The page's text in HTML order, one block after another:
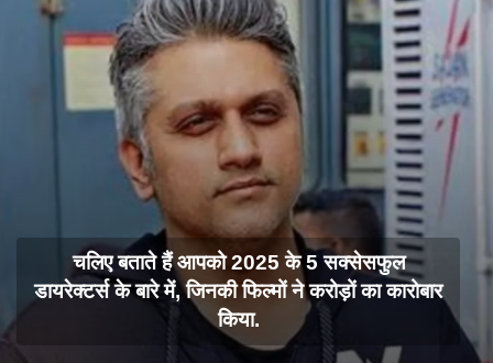
चलिए बताते हैं आपको 2025 के 5 सक्सेसफुल
डायरेक्टर्स के बारे में, जिनकी फिल्मों ने करोड़ों का कारोबार
किया.